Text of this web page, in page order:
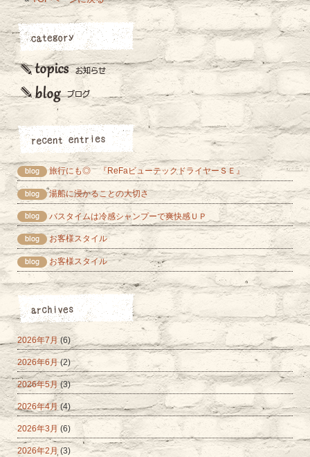
旅行にも◎ 『ReFaビューテックドライヤーＳＥ』
湯船に浸かることの大切さ
バスタイムは冷感シャンプーで爽快感ＵＰ
お客様スタイル
お客様スタイル
2026年7月(6)
2026年6月(2)
2026年5月 (3)
2026年4月(4)
2026年3月 (6)
2026年2月 (3)